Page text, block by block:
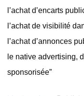
l’achat d’encarts
l’achat de visibilité
l’achat d’annonces
le native advertising,
sponsorisée”